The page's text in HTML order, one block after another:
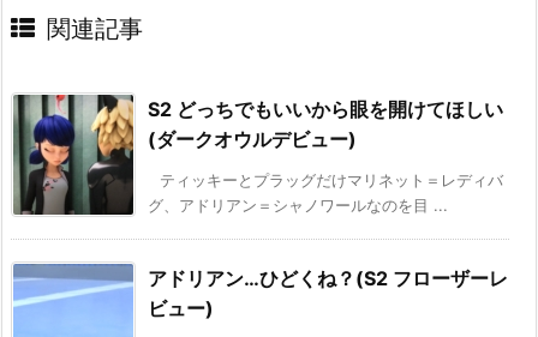
関連記事
S2 どっちでもいいから眼を開けてほしい
(ダークオウルデビュー)
ティッキーとプラッグだけマリネット＝レディバ
グ、アドリアン＝シャノワールなのを目 ...
アドリアン…ひどくね？(S2 フローザーレ
ビュー)